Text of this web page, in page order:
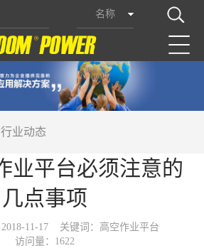
名称
行业动态
业平台必须注意的
几点事项
11-17
关键词：高空作业平台
访问量：1622